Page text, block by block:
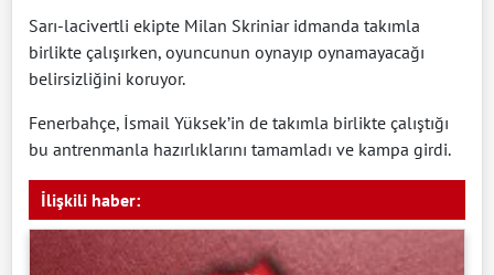
Sarı-lacivertli ekipte Milan Skriniar idmanda takımla
birlikte çalışırken, oyuncunun oynayıp oynamayacağı
belirsizliğini koruyor.
Fenerbahçe, İsmail Yüksek’in de takımla birlikte çalıştığı
bu antrenmanla hazırlıklarını tamamladı ve kampa girdi.
İlişkili haber: